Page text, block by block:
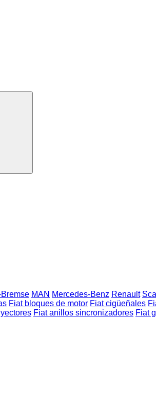
MAN Mercedes-Benz Renault
Fiat bloques de motor Fiat cigüeñales
Fiat anillos sincronizadores Fiat